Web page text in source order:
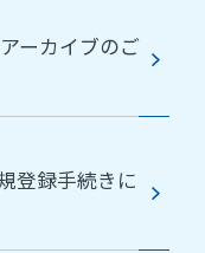
ーカイブのご
登録手続きに